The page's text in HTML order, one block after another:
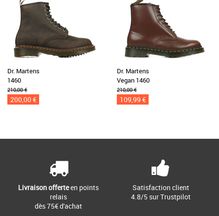
Dr. Martens
1460
210,00 €
200,00 €
Dr. Martens
Vegan 1460
210,00 €
109,99 €
Livraison offerteen points
relais
dès 75€ d'achat
Satisfaction client
4.8/5 sur Trustpilot